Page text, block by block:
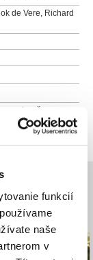
funkcií
naše
v
de Vere, Richard